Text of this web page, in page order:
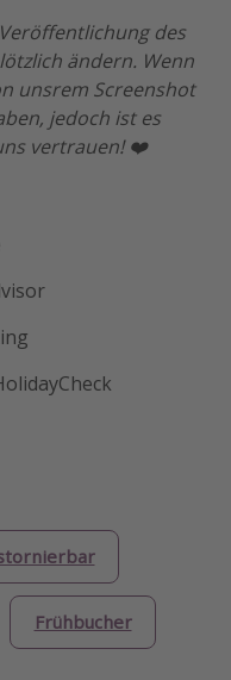
des
ändern. Wenn
unsrem Screenshot
jedoch ist es
vertrauen! ❤️
Frühbucher